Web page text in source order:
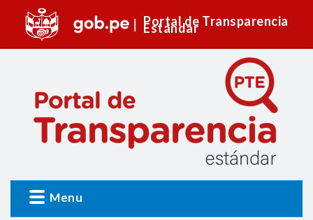
Portal de Transparencia
Estándar
Menu